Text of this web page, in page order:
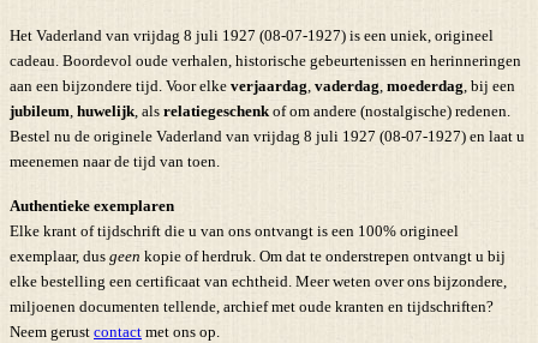
Het Vaderland van vrijdag 8 juli 1927 (08-07-1927) is een uniek, origineel
cadeau. Boordevol oude verhalen, historische gebeurtenissen en herinneringen
aan een bijzondere tijd. Voor elke verjaardag, vaderdag, moederdag, bij een
jubileum, huwelijk, als relatiegeschenkof om andere (nostalgische) redenen.
Bestel nu de originele Vaderland van vrijdag 8 juli 1927 (08-07-1927) en laat u
meenemen naar de tijd van toen.
Authentieke exemplaren
Elke krant of tijdschrift die u van ons ontvangt is een 100% origineel
exemplaar, dus geen kopie of herdruk. Om dat te onderstrepen ontvangt u bij
elke bestelling een certificaat van echtheid. Meer weten over ons bijzondere,
miljoenen documenten tellende, archief met oude kranten en tijdschriften?
Neem gerust contact met ons op.